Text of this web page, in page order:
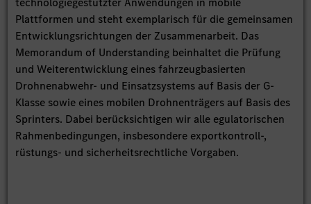
Plattformen und steht exemplarisch für die gemeinsamen
Entwicklungsrichtungen der Zusammenarbeit. Das
Memorandum of Understanding beinhaltet die Prüfung
und Weiterentwicklung eines fahrzeugbasierten
Drohnenabwehr- und Einsatzsystems auf Basis der G-
Klasse sowie eines mobilen Drohnenträgers auf Basis des
Sprinters. Dabei berücksichtigen wir alle egulatorischen
Rahmenbedingungen, insbesondere exportkontroll-,
rüstungs- und sicherheitsrechtliche Vorgaben.